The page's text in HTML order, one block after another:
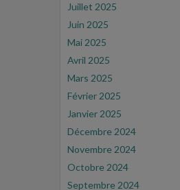
Juillet 2025
Juin 2025
Mai 2025
Avril 2025
Mars 2025
Février 2025
Janvier 2025
Décembre 2024
Novembre 2024
Octobre 2024
Septembre 2024